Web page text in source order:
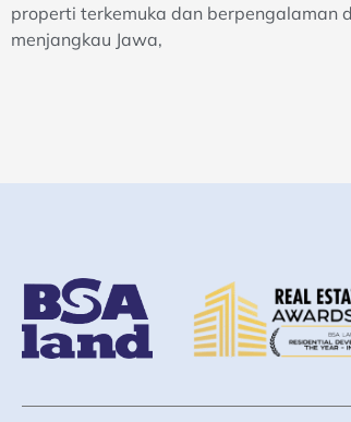
properti terkemuka dan berpengalaman
menjangkau Jawa,